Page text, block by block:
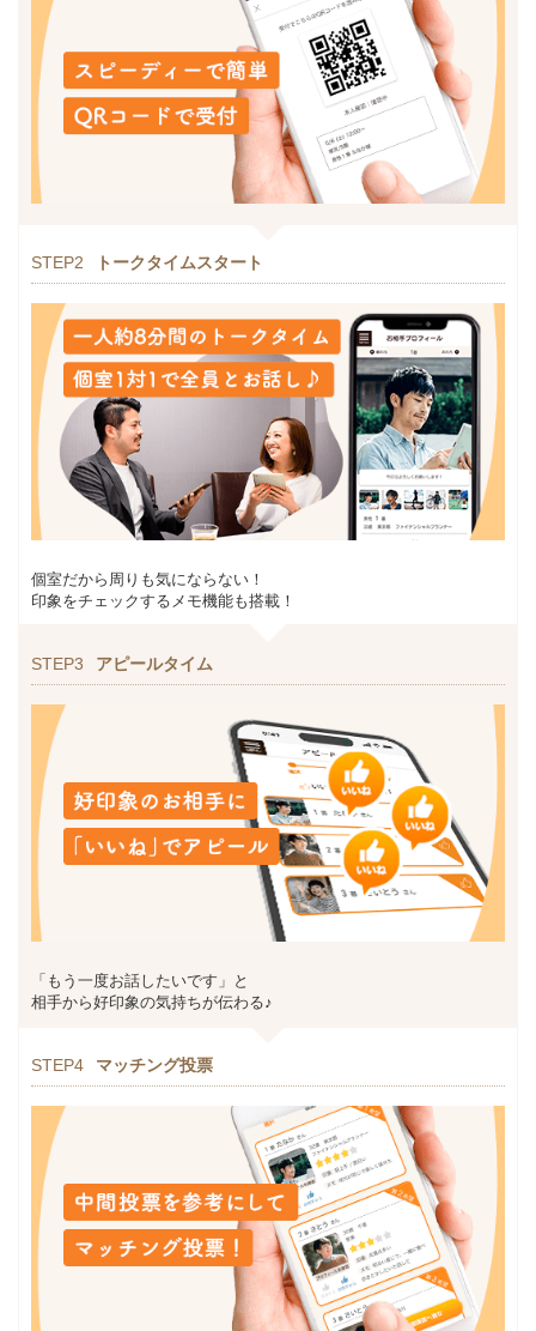
STEP2 トークタイムスタート
個室だから周りも気にならない！
印象をチェックするメモ機能も搭載！
STEP3 アピールタイム
「もう一度お話したいです」と
相手から好印象の気持ちが伝わる♪
STEP4 マッチング投票